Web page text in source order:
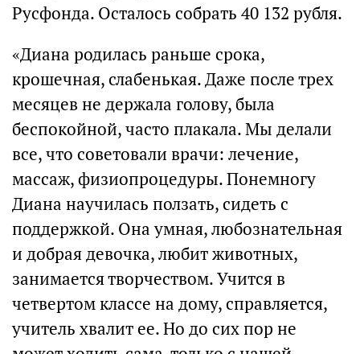
Русфонда. Осталось собрать 40 132 рубля.
«Диана родилась раньше срока,
крошечная, слабенькая. Даже после трех
месяцев не держала голову, была
беспокойной, часто плакала. Мы делали
все, что советовали врачи: лечение,
массаж, физиопроцедуры. Понемногу
Диана научилась ползать, сидеть с
поддержкой. Она умная, любознательная
и добрая девочка, любит животных,
занимается творчеством. Учится в
четвертом классе на дому, справляется,
учитель хвалит ее. Но до сих пор не